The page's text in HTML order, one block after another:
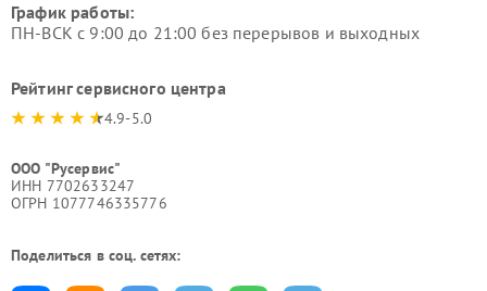
График работы:
ПН-ВСК с 9:00 до 21:00 без перерывов и выходных
Рейтинг сервисного центра
4.9-5.0
ООО "Русервис"
ИНН 7702633247
ОГРН 1077746335776
Поделиться в соц. сетях: